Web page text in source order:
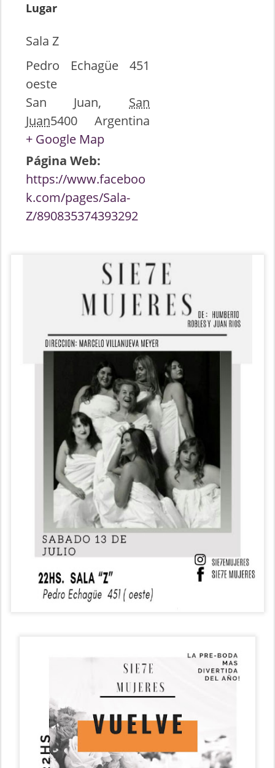
Lugar
Sala Z
Pedro Echagüe 451
oeste
San Juan,
San
Juan5400
Argentina
+ Google Map
Página Web:
https://www.faceboo
k.com/pages/Sala-
Z/890835374393292